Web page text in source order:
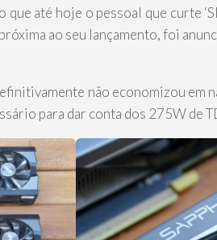
que até hoje o pessoal que curte
ao seu lançamento, foi
não economizou
para dar conta dos 275W de